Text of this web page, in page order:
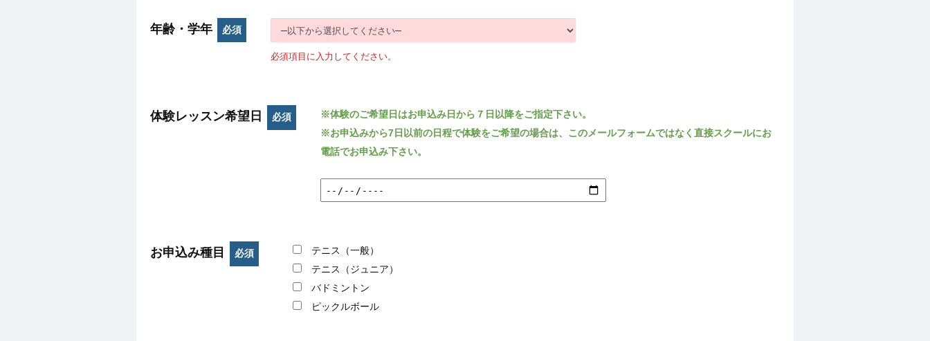
年齢・学年 必須
必須項目に入力してください。
体験レッスン希望日 必須
※体験のご希望日はお申込み日から７日以降をご指定下さい。
※お申込みから7日以前の日程で体験をご希望の場合は、このメールフォームではなく直接スクールにお
電話でお申込み下さい。
お申込み種目 必須
テニス（一般）
テニス（ジュニア）
バドミントン
ピックルボール